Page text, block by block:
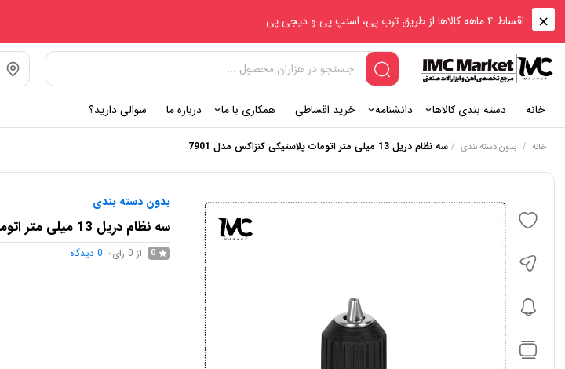
اقساط ۴ ماهه کالاها از طریق ترب پی، اسنپ پی و دیجی پی
خانه دسته بندی کالاها دانشنامه خرید اقساطی همکاری با ما درباره ما سوالی دارید؟
خانه / بدون دسته بندی /سه نظام دریل 13 میلی متر اتومات پلاستیکی کنزاکس مدل 7901
بدون دسته بندی
سه نظام دریل 13 میلی متر اتومات پلاستیکی کنزاکس مدل 7901
0 از 0 رای 0 دیدگاه